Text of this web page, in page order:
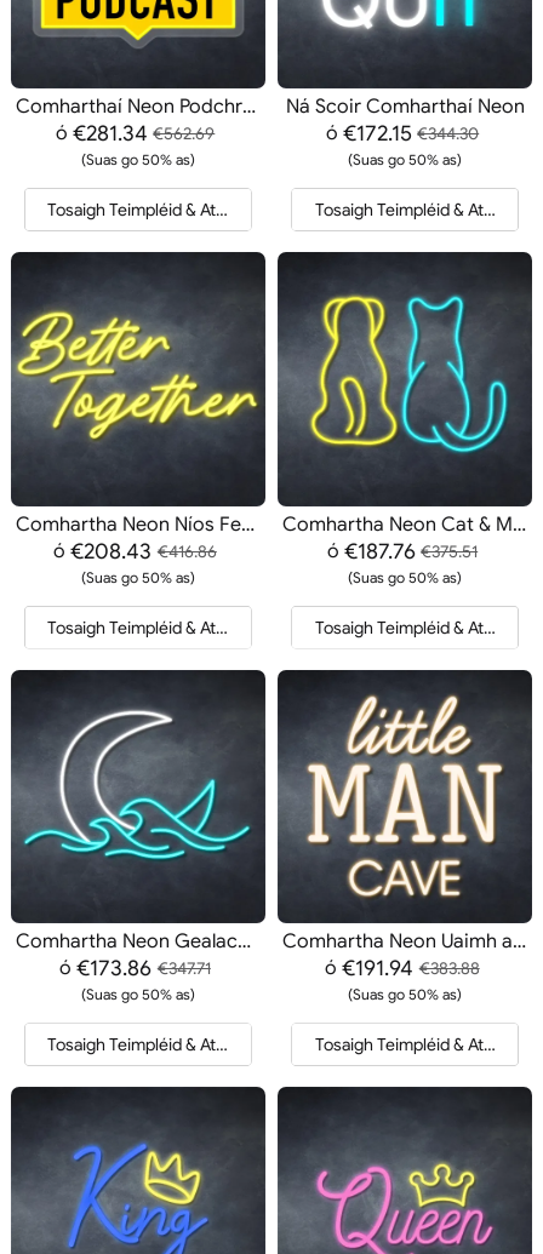
Comharthaí Neon Podchraoladh
ó €281.34 €562.69
(Suas go 50% as)
Tosaigh Teimpléid & Athfhriotail
Ná Scoir Comharthaí Neon
ó €172.15 €344.30
(Suas go 50% as)
Tosaigh Teimpléid &
Comhartha Neon Níos Fearr le Chéile
ó€208.43 €416.86
(Suas go 50% as)
Tosaigh Teimpléid & Athfhriotail
Comhartha Neon Cat & Madra
ó €187.76 €375.51
(Suas go 50% as)
Tosaigh Teimpléid &
Comhartha Neon Gealach agus Tonnta
ó€173.86 €347.71
(Suas go 50% as)
Tosaigh Teimpléid & Athfhriotail
Comhartha Neon Uaimh an Fhir Bhig
ó€191.94 €383.88
(Suas go 50% as)
Tosaigh Teimpléid &